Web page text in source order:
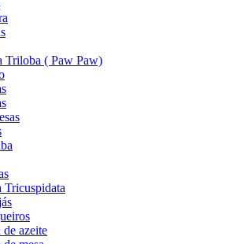
Triloba ( Paw Paw)
Tricuspidata
azeite